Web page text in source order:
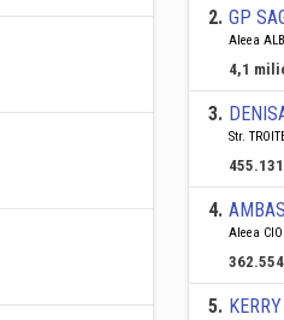
2. GP
Aleea
4,1
3.
Str.
4.
Aleea
5.